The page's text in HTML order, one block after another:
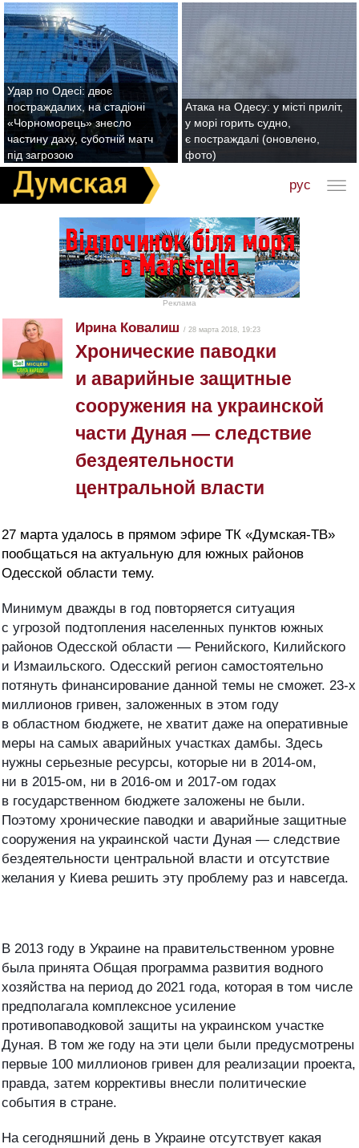
Удар по Одесі: двоє
постраждалих, на стадіоні
«Чорноморець» знесло
частину даху, суботній матч
під загрозою
Атака на Одесу: у місті приліт,
у морі горить судно,
є постраждалі (оновлено,
фото)
рус
Реклама
Ирина Ковалиш / 28 марта 2018, 19:23
Хронические паводки
и аварийные защитные
сооружения на украинской
части Дуная — следствие
бездеятельности
центральной власти
27 марта удалось в прямом эфире ТК «Думская-ТВ»
пообщаться на актуальную для южных районов
Одесской области тему.
Минимум дважды в год повторяется ситуация
с угрозой подтопления населенных пунктов южных
районов Одесской области — Ренийского, Килийского
и Измаильского. Одесский регион самостоятельно
потянуть финансирование данной темы не сможет. 23-х
миллионов гривен, заложенных в этом году
в областном бюджете, не хватит даже на оперативные
меры на самых аварийных участках дамбы. Здесь
нужны серьезные ресурсы, которые ни в 2014-ом,
ни в 2015-ом, ни в 2016-ом и 2017-ом годах
в государственном бюджете заложены не были.
Поэтому хронические паводки и аварийные защитные
сооружения на украинской части Дуная — следствие
бездеятельности центральной власти и отсутствие
желания у Киева решить эту проблему раз и навсегда.
В 2013 году в Украине на правительственном уровне
была принята Общая программа развития водного
хозяйства на период до 2021 года, которая в том числе
предполагала комплексное усиление
противопаводковой защиты на украинском участке
Дуная. В том же году на эти цели были предусмотрены
первые 100 миллионов гривен для реализации проекта,
правда, затем коррективы внесли политические
события в стране.
На сегодняшний день в Украине отсутствует какая